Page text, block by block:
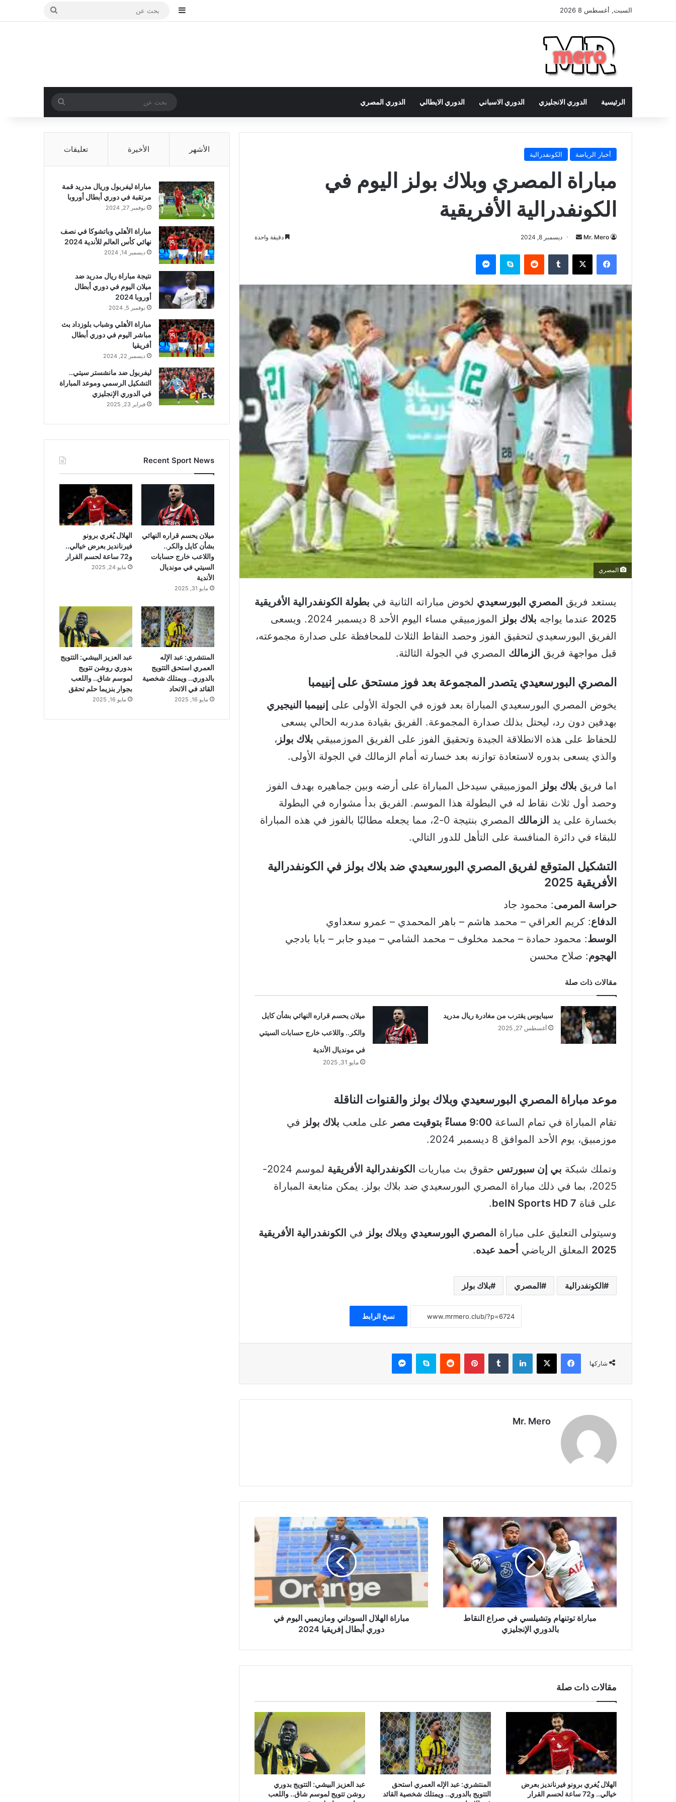
السبت, أغسطس 8 2026 إضافة عمود جانبي
بحث
الرئيسية الدوري الانجليزي الدوري الاسباني الدوري الايطالي الدوري المصري
بحث
عن
أخبار الرياضة الكونفدرالية
مباراة المصري وبلاك بولز اليوم في
الكونفدرالية الأفريقية
Mr. Mero
أرسل
إلكترونيا
ديسمبر 8, 2024 دقيقة واحدة
فيسبوك ‫X سكايب ماسنجر
المصري
يستعد فريق المصري البورسعيدي لخوض مباراته الثانية في بطولة الكونفدرالية الأفريقية
2025 عندما يواجه بلاك بولز
الموزمبيقي مساء اليوم الأحد 8 ديسمبر 2024. ويسعى
الفريق البورسعيدي لتحقيق الفوز وحصد النقاط الثلاث للمحافظة على صدارة مجموعته،
قبل مواجهة فريق الزمالك المصري في الجولة الثالثة.
المصري البورسعيدي يتصدر المجموعة بعد فوز مستحق على إنييمبا
يخوض المصري البورسعيدي المباراة بعد فوزه في الجولة الأولى على إنييمبا النيجيري
بهدفين دون رد، ليحتل بذلك صدارة المجموعة. الفريق بقيادة مدربه الحالي يسعى
للحفاظ على هذه الانطلاقة الجيدة وتحقيق الفوز على الفريق الموزمبيقي بلاك بولز ،
والذي يسعى بدوره لاستعادة توازنه بعد خسارته أمام الزمالك في الجولة الأولى.
اما فريق بلاك بولز الموزمبيقي سيدخل المباراة على أرضه وبين جماهيره بهدف الفوز
وحصد أول ثلاث نقاط له في البطولة هذا الموسم. الفريق بدأ مشواره في البطولة
بخسارة على يد الزمالك
المصري بنتيجة 0-2، مما يجعله مطالبًا بالفوز في هذه المباراة
للبقاء في دائرة المنافسة على التأهل للدور التالي.
التشكيل المتوقع لفريق المصري البورسعيدي ضد بلاك بولز في الكونفدرالية
الأفريقية 2025
حراسة المرمى: محمود جاد
الدفاع: كريم العراقي – محمد هاشم – باهر المحمدي – عمرو سعداوي
الوسط: محمود حمادة – محمد مخلوف – محمد الشامي – ميدو جابر – بابا بادجي
الهجوم: صلاح محسن
مقالات ذات صلة
سيبايوس يقترب من مغادرة ريال مدريد
أغسطس 27, 2025
ميلان يحسم قراره النهائي بشأن كايل
والكر.. واللاعب خارج حسابات السيتي
في مونديال الأندية
مايو 31, 2025
موعد مباراة المصري البورسعيدي وبلاك بولز والقنوات الناقلة
تقام المباراة في تمام الساعة 9:00 مساءً بتوقيت مصر على ملعب بلاك بولز في
موزمبيق، يوم الأحد الموافق 8 ديسمبر 2024.
وتملك شبكة بي إن سبورتس حقوق بث مباريات الكونفدرالية الأفريقية
لموسم 2024-
2025، بما في ذلك مباراة المصري البورسعيدي ضد بلاك بولز. يمكن متابعة المباراة
على قناة beIN Sports HD 7
.
وسيتولى التعليق على مباراة المصري البورسعيدي وبلاك بولز في الكونفدرالية الأفريقية
2025 المعلق الرياضي أحمد عبده.
الكونفدرالية المصري بلاك بولز
نسخ الرابط
شاركها
فيسبوك ‫X لينكدإن بينتيريست سكايب ماسنجر
Mr. Mero
مباراة
توتنهام
وتشيلسي
في
صراع
النقاط
بالدوري
الإنجليزي
مباراة توتنهام وتشيلسي في صراع النقاط
بالدوري الإنجليزي
مباراة
الهلال
السوداني
ومازيمبي
اليوم
في
دوري
أبطال
إفريقيا
مباراة الهلال السوداني ومازيمبي اليوم في
دوري أبطال إفريقيا 2024
مقالات ذات صلة
الهلال يُغري برونو فيرنانديز بعرض
خيالي.. و72 ساعة لحسم القرار
المنتشري: عبد الإله العمري استحق
التتويج بالدوري.. ويمتلك شخصية القائد
عبد العزيز البيشي: التتويج بدوري
روشن تتويج لموسم شاق.. واللعب
الأشهر الأخيرة تعليقات
مباراة ليفربول وريال مدريد قمة
مرتقبة في دوري أبطال أوروبا
نوفمبر 27, 2024
مباراة الأهلي وباتشوكا في نصف
نهائي كأس العالم للأندية 2024
ديسمبر 14, 2024
نتيجة مباراة ريال مدريد ضد
ميلان اليوم في دوري أبطال
أوروبا 2024
نوفمبر 5, 2024
مباراة الأهلي وشباب بلوزداد بث
مباشر اليوم في دوري أبطال
أفريقيا
ديسمبر 22, 2024
ليفربول ضد مانشستر سيتي..
التشكيل الرسمي وموعد المباراة
في الدوري الإنجليزي
فبراير 23, 2025
Recent Sport News
ميلان يحسم قراره النهائي
بشأن كايل والكر..
واللاعب خارج حسابات
السيتي في مونديال
الأندية
مايو 31, 2025
الهلال يُغري برونو
فيرنانديز بعرض خيالي..
و72 ساعة لحسم القرار
مايو 24, 2025
المنتشري: عبد الإله
العمري استحق التتويج
بالدوري.. ويمتلك شخصية
القائد في الاتحاد
مايو 16, 2025
عبد العزيز البيشي: التتويج
بدوري روشن تتويج
لموسم شاق.. واللعب
بجوار بنزيما حلم تحقق
مايو 16, 2025